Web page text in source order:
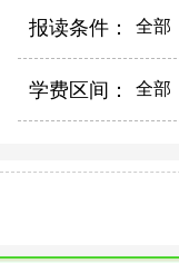
报读条件： 全部
学费区间： 全部